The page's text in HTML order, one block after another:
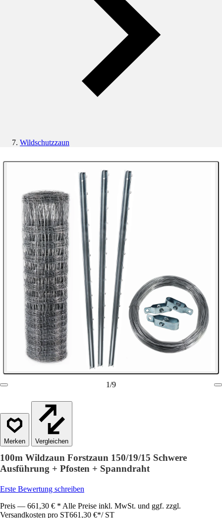
Wildschutzzaun
1/9
Vergleichen
100m Wildzaun Forstzaun 150/19/15 Schwere
Ausführung + Pfosten + Spanndraht
Erste Bewertung schreiben
Preis — 661,30 € * Alle Preise inkl. MwSt. und ggf. zzgl.
Versandkosten pro ST661,30 €*/ ST